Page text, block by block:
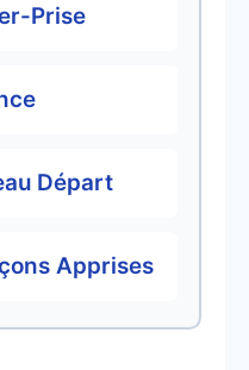
Prise
Départ
Apprises